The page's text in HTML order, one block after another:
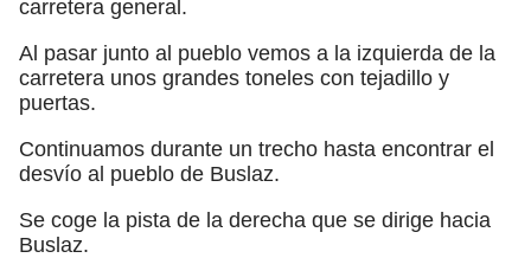
carretera general.
Al pasar junto al pueblo vemos a la izquierda de la
carretera unos grandes toneles con tejadillo y
puertas.
Continuamos durante un trecho hasta encontrar el
desvío al pueblo de Buslaz.
Se coge la pista de la derecha que se dirige hacia
Buslaz.